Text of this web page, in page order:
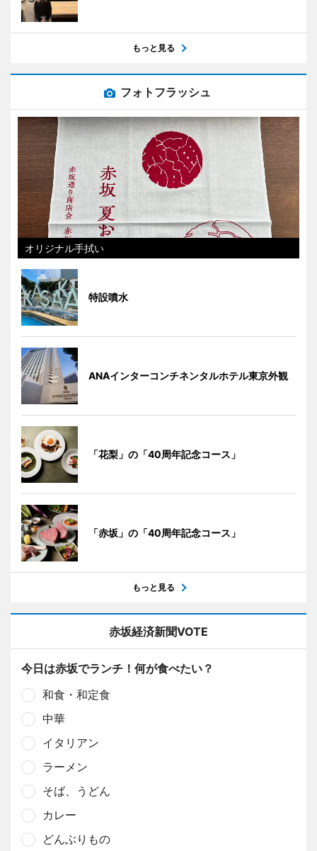
もっと見る
フォトフラッシュ
オリジナル手拭い
特設噴水
ANAインターコンチネンタルホテル東京外観
「花梨」の「40周年記念コース」
「赤坂」の「40周年記念コース」
もっと見る
赤坂経済新聞VOTE
今日は赤坂でランチ！何が食べたい？
和食・和定食
中華
イタリアン
ラーメン
そば、うどん
カレー
どんぶりもの